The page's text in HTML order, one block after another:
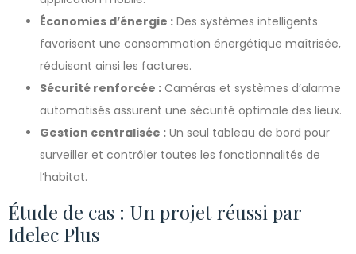
Économies d’énergie : Des systèmes intelligents
favorisent une consommation énergétique maîtrisée,
réduisant ainsi les factures.
Sécurité renforcée : Caméras et systèmes d’alarme
automatisés assurent une sécurité optimale des lieux.
Gestion centralisée : Un seul tableau de bord pour
surveiller et contrôler toutes les fonctionnalités de
l’habitat.
Étude de cas : Un projet réussi par
Idelec Plus